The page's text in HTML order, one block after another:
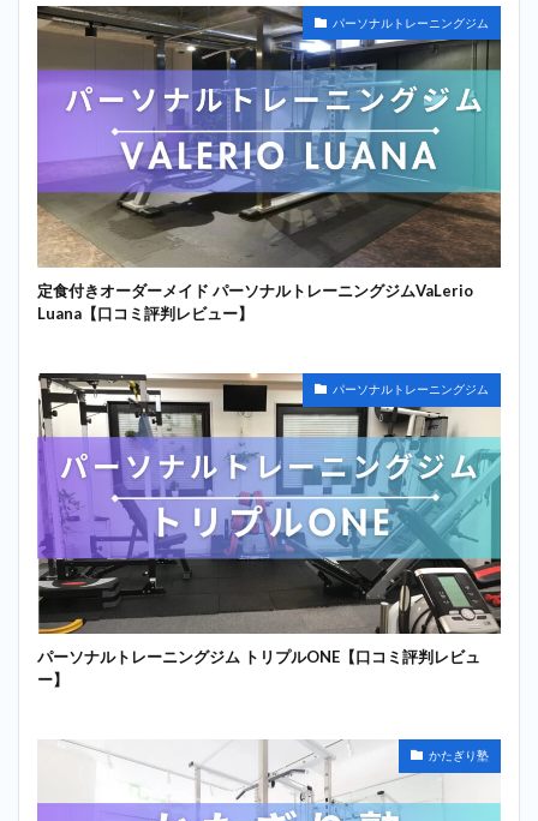
パーソナルトレーニングジム
定食付きオーダーメイド パーソナルトレーニングジムVaLerio
Luana【口コミ評判レビュー】
パーソナルトレーニングジム
パーソナルトレーニングジム トリプルONE【口コミ評判レビュ
ー】
かたぎり塾